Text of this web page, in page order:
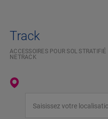
Track
ACCESSOIRES POUR SOL STRATIFIÉ
NETRACK